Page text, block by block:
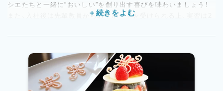
シエたちと一緒に“おいしい”を創り出す喜びを味わいましょう！
また、入社後は先輩教員からのサポートを受けられる上、実習は2
あり、講師自身も新たな学びを得られるのが魅力です。